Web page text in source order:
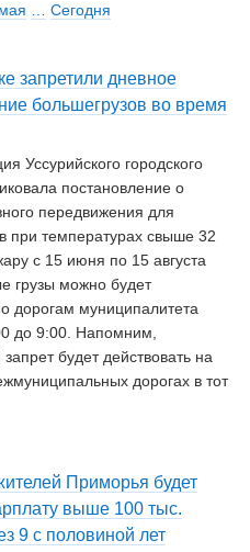
Сегодня
запретили дневное
большегрузов во время
Уссурийского городского
постановление о
передвижения для
при температурах свыше 32
с 15 июня по 15 августа
грузы можно будет
дорогам муниципалитета
до 9:00. Напомним,
будет действовать на
дорогах в тот
Приморья будет
выше 100 тыс.
9 с половиной лет